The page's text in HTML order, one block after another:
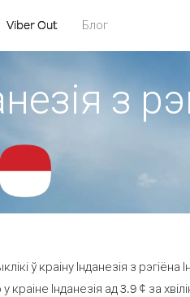
Viber Out Блог
з
ў краіну Інданезія з рэгіёна
Інданезія ад 3.9 ¢ за